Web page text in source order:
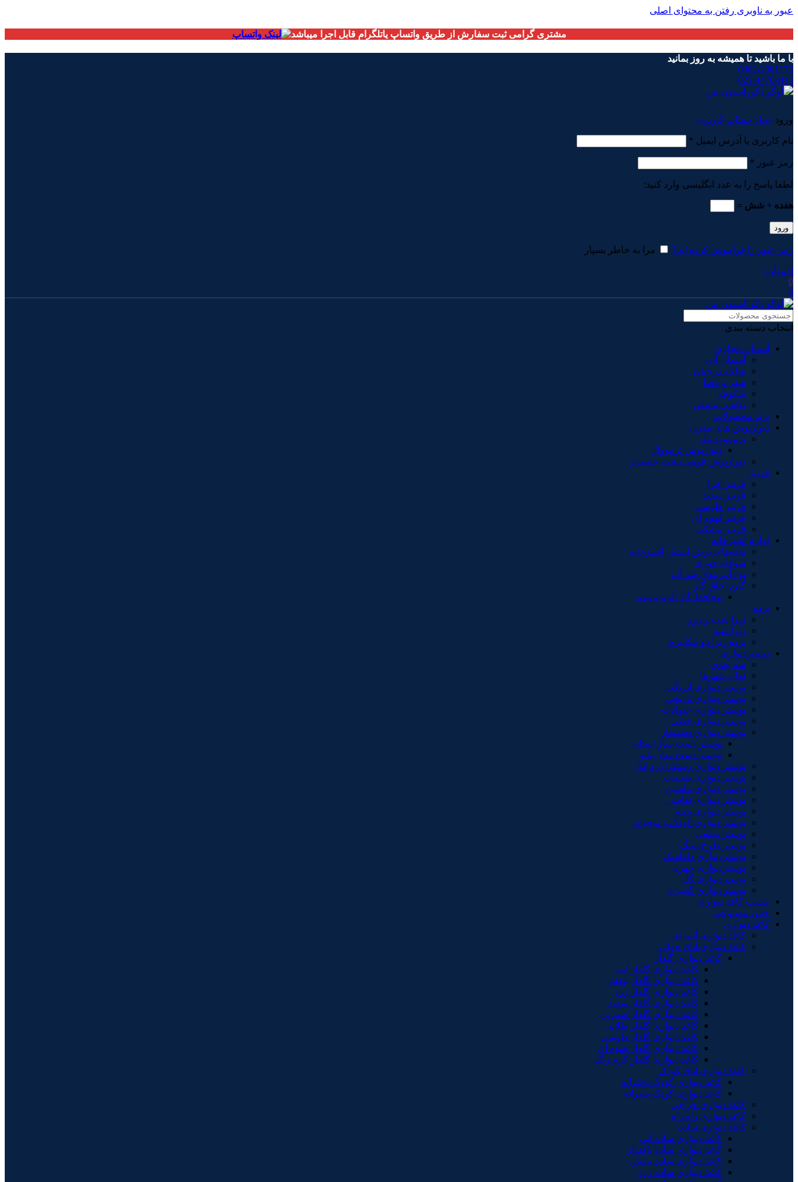
عبور به ناوبری رفتن به محتوای اصلی
مشتری گرامی ثبت سفارش از طریق واتساپ یاتلگرام قابل اجرا میباشد
با ما باشید تا همیشه به روز بمانید
0902-2001175
021-44768445
ورود ایجاد حساب کاربری
نام کاربری یا آدرس ایمیل *
رمز عبور *
لطفا پاسخ را به عدد انگلیسی وارد کنید:
هفده + شش =
ورود
رمز عبور را فراموش کرده اید؟ مرا به خاطر بسپار
0 موارد
0
0
انتخاب دسته بندی
آسمان مجازی
آسمان آبی
شاخه درختان
شهر و فضا
شکوفه
نقاشی سقفی
برند محصولات
دیوارپوش های مدرن
ترمووود پنل
دیوارپوش ترمووال
دیوارپوش فومی پشت چسبدار
قرنیز
قرنیز افرا
قرنیز سفید
قرنیز طوسی
قرنیز قهوه ای
قرنیز مشکی
لوازم آشپزخانه
تخته‌های برش استیل آشپزخانه
سوفله خوری
نوارآب بندی ضد آب
گارد اجاق گاز
محافظ گاز آلومینیومی
پرده
زبرا شب و روز
زبرا شید
پرده زبرا دو مکانیزم
پوستردیواری
سه بعدی
نمای شهرها
پوستر دیواری آبرنگی
پوستر دیواری تاریخی
پوستر دیواری حیوانات
پوستر دیواری خطی
پوستر دیواری دستساز
پوستر دست ساز استله
پوستر دست ساز پیانو
پوستر دیواری رستوران و غذا
پوستر دیواری طبیعت
پوستر دیواری ماشین
پوستر دیواری نقاشی
پوستر دیواری پتینه
پوستر دیواری کودک و نوجوان
پوستر سقفی
پوستر طرح سنگ
پوستردیواری داماسک
پوستردیواری چهره
پوستردیواری گل
پوستردیواری گچبری
چسب کاغذ دیواری
چمن مصنوعی
کاغذ دیواری
کاغذ دیواری آینه ای
کاغذ دیواری اتاق خواب
کاغذ دیواری گلدار
کاغذ دیواری گلدار آبی
کاغذ دیواری گلدار بنفش
کاغذ دیواری گلدار زرد
کاغذ دیواری گلدار سفید
کاغذ دیواری گلدار صورتی
کاغذ دیواری گلدار طلایی
کاغذ دیواری گلدار طوسی
کاغذ دیواری گلدار قهوه ای
کاغذ دیواری گلدار کرم رنگ
کاغذ دیواری اتاق کودک
کاغذ دیواری کودک دخترانه
کاغذ دیواری کودک پسرانه
کاغذ دیواری حراجی
کاغذ دیواری راه راه
کاغذ دیواری ساده
کاغذ دیواری ساده آبی
کاغذ دیواری ساده بافتدار
کاغذ دیواری ساده بنفش
کاغذ دیواری ساده زرد